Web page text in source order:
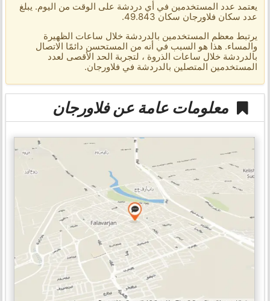
يعتمد عدد المستخدمين في أي دردشة على الوقت من اليوم. يبلغ
عدد سكان فلاورجان سكان 49.843.
يرتبط معظم المستخدمين بالدردشة خلال ساعات الظهيرة
والمساء. هذا هو السبب في أنه من المستحسن دائمًا الاتصال
بالدردشة خلال ساعات الذروة ، لتجربة الحد الأقصى لعدد
المستخدمين المتصلين بالدردشة في فلاورجان.
معلومات عامة عن فلاورجان